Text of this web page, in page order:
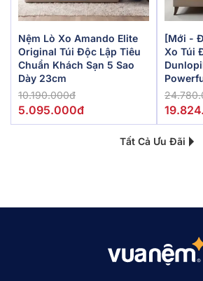
Nệm Lò Xo Amando Elite
Original Túi Độc Lập Tiêu
Chuẩn Khách Sạn 5 Sao
Dày 23cm
10.190.000đ
5.095.000đ
[Mới -
Xo Túi
Tất Cả Ưu Đãi